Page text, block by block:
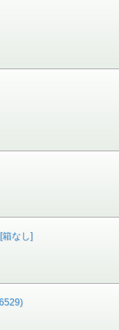
箱なし]